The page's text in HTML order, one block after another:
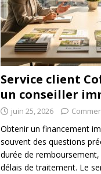
Service client
un conseiller
juin 25, 2026
Obtenir un financement
souvent des questions
durée de
délais de traitement. Le